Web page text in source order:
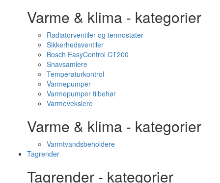
Varme & klima - kategorier
Radiatorventiler og termostater
Sikkerhedsventiler
Bosch EasyControl CT200
Snavsamlere
Temperaturkontrol
Varmepumper
Varmepumper tilbehør
Varmevekslere
Varme & klima - kategorier
Varmtvandsbeholdere
Tagrender
Tagrender - kategorier